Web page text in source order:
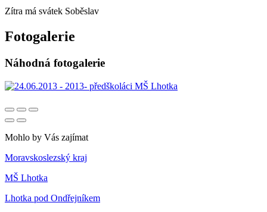
Zítra má svátek Soběslav
Fotogalerie
Náhodná fotogalerie
Mohlo by Vás zajímat
Moravskoslezský kraj
MŠ Lhotka
Lhotka pod Ondřejníkem